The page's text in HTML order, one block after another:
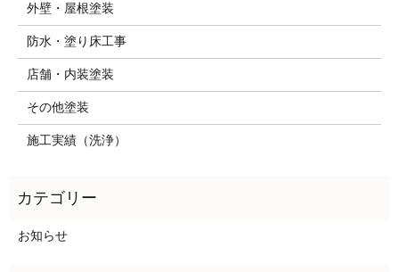
外壁・屋根塗装
防水・塗り床工事
店舗・内装塗装
その他塗装
施工実績（洗浄）
お知らせ